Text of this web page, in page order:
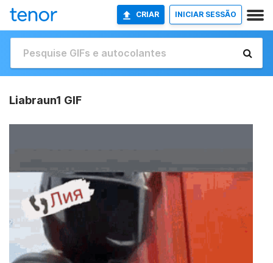
CRIAR INICIAR SESSÃO
Liabraun1 GIF